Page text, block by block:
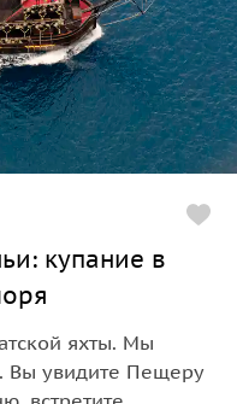
купание в
яхты. Мы
Вы увидите Пещеру